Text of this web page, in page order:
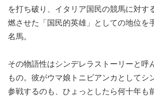
を打ち破り、イタリア国民の競馬に対す
燃させた「国民的英雄」としての地位を
名馬。
その物語性はシンデレラストーリーと呼
もの。彼がウマ娘トニビアンカとしてシ
参戦するのも、ひょっとしたら何十年も